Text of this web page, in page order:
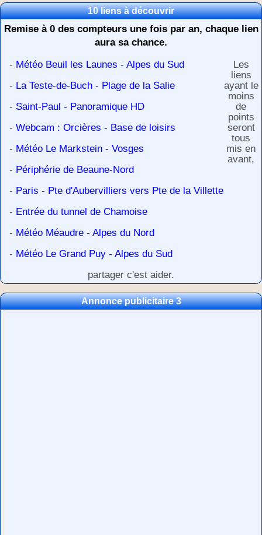
10 liens à découvrir
Remise à 0 des compteurs une fois par an, chaque lien
aura sa chance.
- Météo Beuil les Launes - Alpes du Sud
- La Teste-de-Buch - Plage de la Salie
- Saint-Paul - Panoramique HD
- Webcam : Orcières - Base de loisirs
- Météo Le Markstein - Vosges
- Périphérie de Beaune-Nord
- Paris - Pte d'Aubervilliers vers Pte de la Villette
- Entrée du tunnel de Chamoise
- Météo Méaudre - Alpes du Nord
- Météo Le Grand Puy - Alpes du Sud
Les
liens
ayant le
moins
de
points
seront
tous
mis en
avant,
partager c'est aider.
Annonce publicitaire 3